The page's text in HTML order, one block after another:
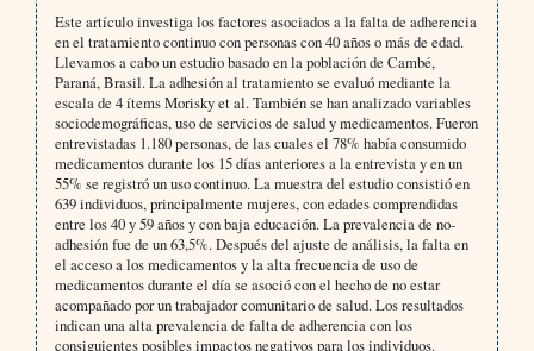
Este artículo investiga los factores asociados a la falta de adherencia
en el tratamiento continuo con personas con 40 años o más de edad.
Llevamos a cabo un estudio basado en la población de Cambé,
Paraná, Brasil. La adhesión al tratamiento se evaluó mediante la
escala de 4 ítems Morisky et al. También se han analizado variables
sociodemográficas, uso de servicios de salud y medicamentos. Fueron
entrevistadas 1.180 personas, de las cuales el 78% había consumido
medicamentos durante los 15 días anteriores a la entrevista y en un
55% se registró un uso continuo. La muestra del estudio consistió en
639 individuos, principalmente mujeres, con edades comprendidas
entre los 40 y 59 años y con baja educación. La prevalencia de no-
adhesión fue de un 63,5%. Después del ajuste de análisis, la falta en
el acceso a los medicamentos y la alta frecuencia de uso de
medicamentos durante el día se asoció con el hecho de no estar
acompañado por un trabajador comunitario de salud. Los resultados
indican una alta prevalencia de falta de adherencia con los
consiguientes posibles impactos negativos para los individuos.